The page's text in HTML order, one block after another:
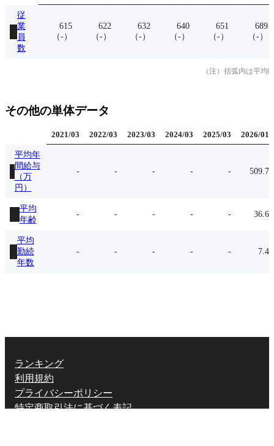
従
業
員
数
615
（-）
622
（-）
632
（-）
640
（-）
651
（-）
689
（-）
（注）括弧内は平均
その他の単体データ
2021/03 2022/03 2023/03 2024/03 2025/03 2026/01
平均年
間給与
（万
円）
- - - - - 509.7
平均
年齢
- - - - - 36.6
平均
勤続
年数
- - - - - 7.4
ランキング
利用規約
プライバシーポリシー
特定商取引法に基づく表記